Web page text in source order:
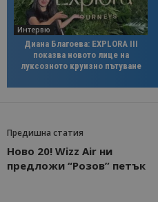
Интервю
Диана Благоева: EXPLORA III
показва новото лице на
луксозното круизно пътуване
Предишна статия
Ново 20! Wizz Air ни
предложи “Розов” петък